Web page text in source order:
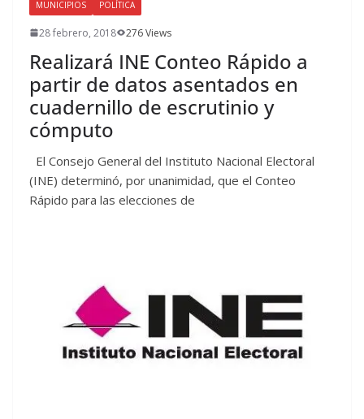
MUNICIPIOS POLÍTICA
28 febrero, 2018 276 Views
Realizará INE Conteo Rápido a
partir de datos asentados en
cuadernillo de escrutinio y
cómputo
El Consejo General del Instituto Nacional Electoral
(INE) determinó, por unanimidad, que el Conteo
Rápido para las elecciones de